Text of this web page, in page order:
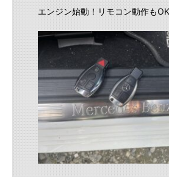
エンジン始動！リモコン動作もOK